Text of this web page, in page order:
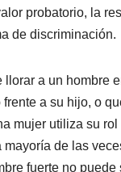
probatorio, la
de discriminación.
a un hombre
a su hijo, o
mujer utiliza su
de las
fuerte no